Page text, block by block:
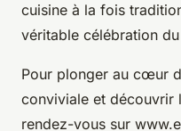
cuisine à la fois
véritable célébration
Pour plonger au cœur
conviviale et découvrir
rendez-vous sur